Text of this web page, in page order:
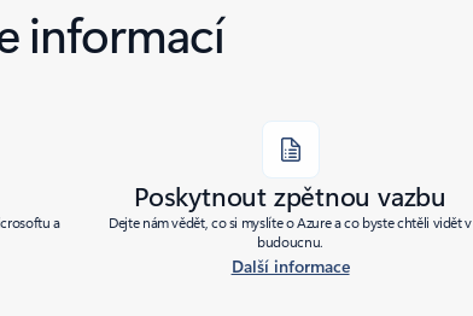
informací
a
Poskytnout zpětnou vazbu
Dejte nám vědět, co si myslíte o Azure a co byste chtěli vidět v
budoucnu.
Další informace